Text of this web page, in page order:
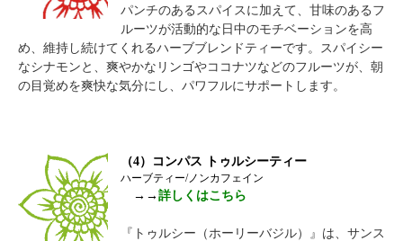
パンチのあるスパイスに加えて、甘味のあるフ
ルーツが活動的な日中のモチベーションを高
め、維持し続けてくれるハーブブレンドティーです。スパイシー
なシナモンと、爽やかなリンゴやココナツなどのフルーツが、朝
の目覚めを爽快な気分にし、パワフルにサポートします。
（4）コンパス トゥルシーティー
ハーブティー/ノンカフェイン
→→ 詳しくはこちら
『トゥルシー（ホーリーバジル）』は、サンス